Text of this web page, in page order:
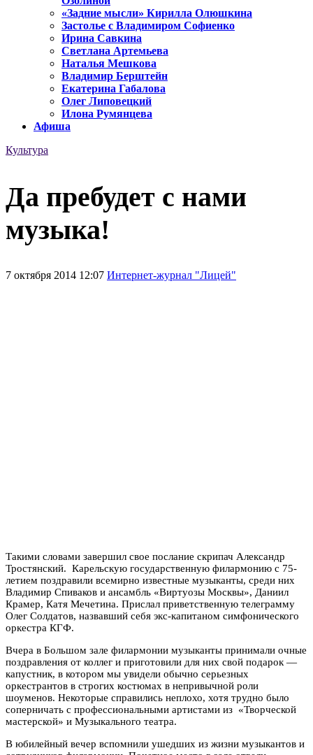
«Задние мысли» Кирилла Олюшкина
Застолье с Владимиром Софиенко
Ирина Савкина
Светлана Артемьева
Наталья Мешкова
Владимир Берштейн
Екатерина Габалова
Олег Липовецкий
Илона Румянцева
Афиша
Культура
Да пребудет с нами
музыка!
7 октября 2014 12:07 Интернет-журнал "Лицей"
Такими словами завершил свое послание скрипач Александр
Тростянский. Карельскую государственную филармонию с 75-
летием поздравили всемирно известные музыканты, среди них
Владимир Спиваков и ансамбль «Виртуозы Москвы», Даниил
Крамер, Катя Мечетина. Прислал приветственную телеграмму
Олег Солдатов, назвавший себя экс-капитаном симфонического
оркестра КГФ.
Вчера в Большом зале филармонии музыканты принимали очные
поздравления от коллег и приготовили для них свой подарок —
капустник, в котором мы увидели обычно серьезных
оркестрантов в строгих костюмах в непривычной роли
шоуменов. Некоторые справились неплохо, хотя трудно было
соперничать с профессиональными артистами из «Творческой
мастерской» и Музыкального театра.
В юбилейный вечер вспомнили ушедших из жизни музыкантов и